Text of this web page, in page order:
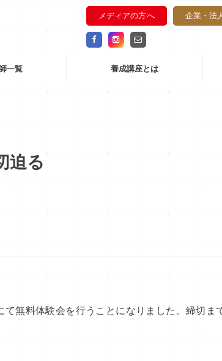
メディアの方へ 企業・法
一覧 養成講座とは
迫る
無料体験会を行うことになりました。締切ま